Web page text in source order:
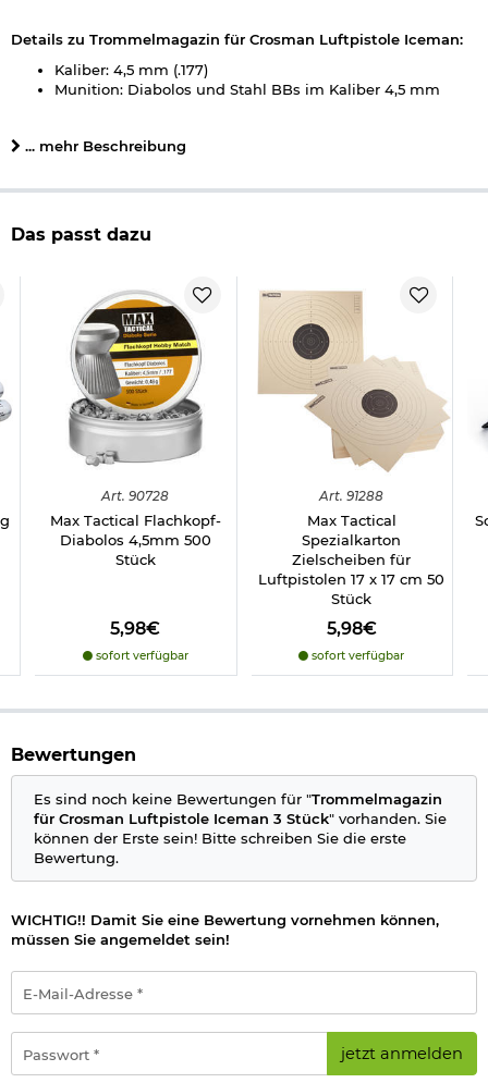
Details zu Trommelmagazin für Crosman Luftpistole Iceman:
Kaliber: 4,5 mm (.177)
Munition: Diabolos und Stahl BBs im Kaliber 4,5 mm
werden
... mehr Beschreibung
Das passt dazu
Art. 90728
Max Tactical Flachkopf-
Diabolos 4,5mm 500
Stück
5,98€
sofort verfügbar
Art. 91288
Max Tactical
Spezialkarton
Zielscheiben für
Luftpistolen 17 x 17 cm 50
Stück
5,98€
sofort verfügbar
Bewertungen
Es sind noch keine Bewertungen für "Trommelmagazin
für Crosman Luftpistole Iceman 3 Stück" vorhanden. Sie
können der Erste sein! Bitte schreiben Sie die erste
Bewertung.
WICHTIG!! Damit Sie eine Bewertung vornehmen können,
müssen Sie angemeldet sein!
Mail-
Adresse
*
jetzt anmelden